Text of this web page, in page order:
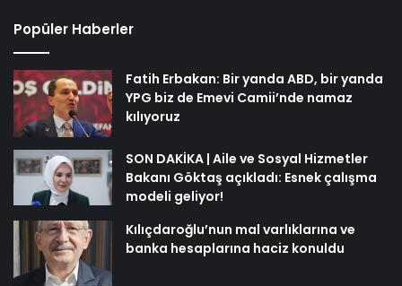
Popüler Haberler
Fatih Erbakan: Bir yanda ABD, bir yanda
YPG biz de Emevi Camii’nde namaz
kılıyoruz
SON DAKİKA | Aile ve Sosyal Hizmetler
Bakanı Göktaş açıkladı: Esnek çalışma
modeli geliyor!
Kılıçdaroğlu’nun mal varlıklarına ve
banka hesaplarına haciz konuldu